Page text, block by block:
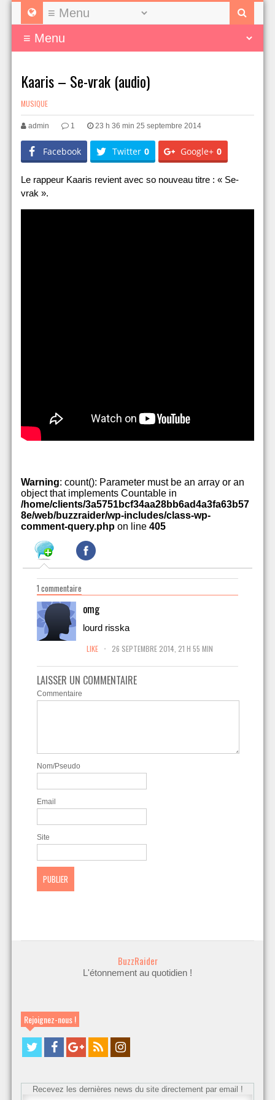
Kaaris – Se-vrak (audio)
MUSIQUE
admin 1 23 h 36 min 25 septembre 2014
Facebook Twitter 0 Google+ 0
Le rappeur Kaaris revient avec so nouveau titre : « Se-
vrak ».
Warning: count(): Parameter must be an array or an
object that implements Countable in
/home/clients/3a5751bcf34aa28bb6ad4a3fa63b57
8e/web/buzzraider/wp-includes/class-wp-
comment-query.php on line 405
1 commentaire
omg
lourd risska
LIKE . 26 SEPTEMBRE 2014, 21 H 55 MIN
LAISSER UN COMMENTAIRE
Commentaire
Nom/Pseudo
Email
Site
BuzzRaider
L'étonnement au quotidien !
Rejoignez-nous !
Recevez les dernières news du site directement par email !